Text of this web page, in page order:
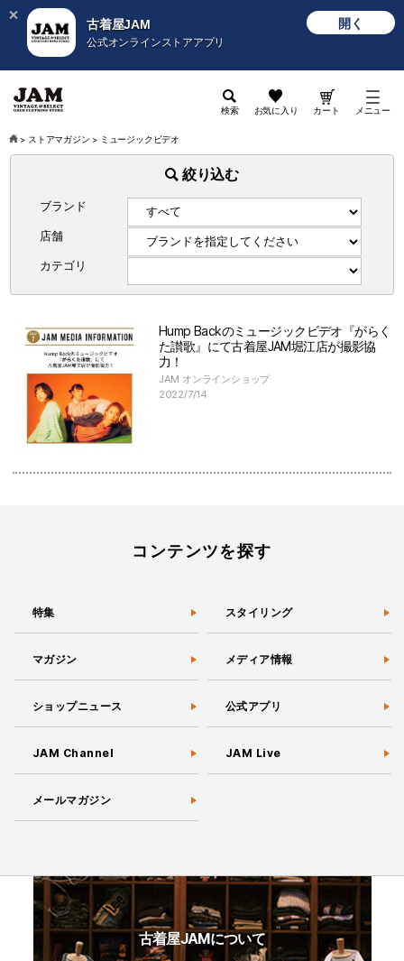
古着屋JAM
公式オンラインストアアプリ
開く
検索 お気に入り カート メニュー
> ストアマガジン > ミュージックビデオ
絞り込む
ブランド
店舗
カテゴリ
Hump Backのミュージックビデオ『がらく
た讃歌』にて古着屋JAM堀江店が撮影協
力！
JAM オンラインショップ
2022/7/14
コンテンツを探す
特集 スタイリング
マガジン メディア情報
ショップニュース 公式アプリ
JAM Channel JAM Live
メールマガジン
古着屋JAMについて